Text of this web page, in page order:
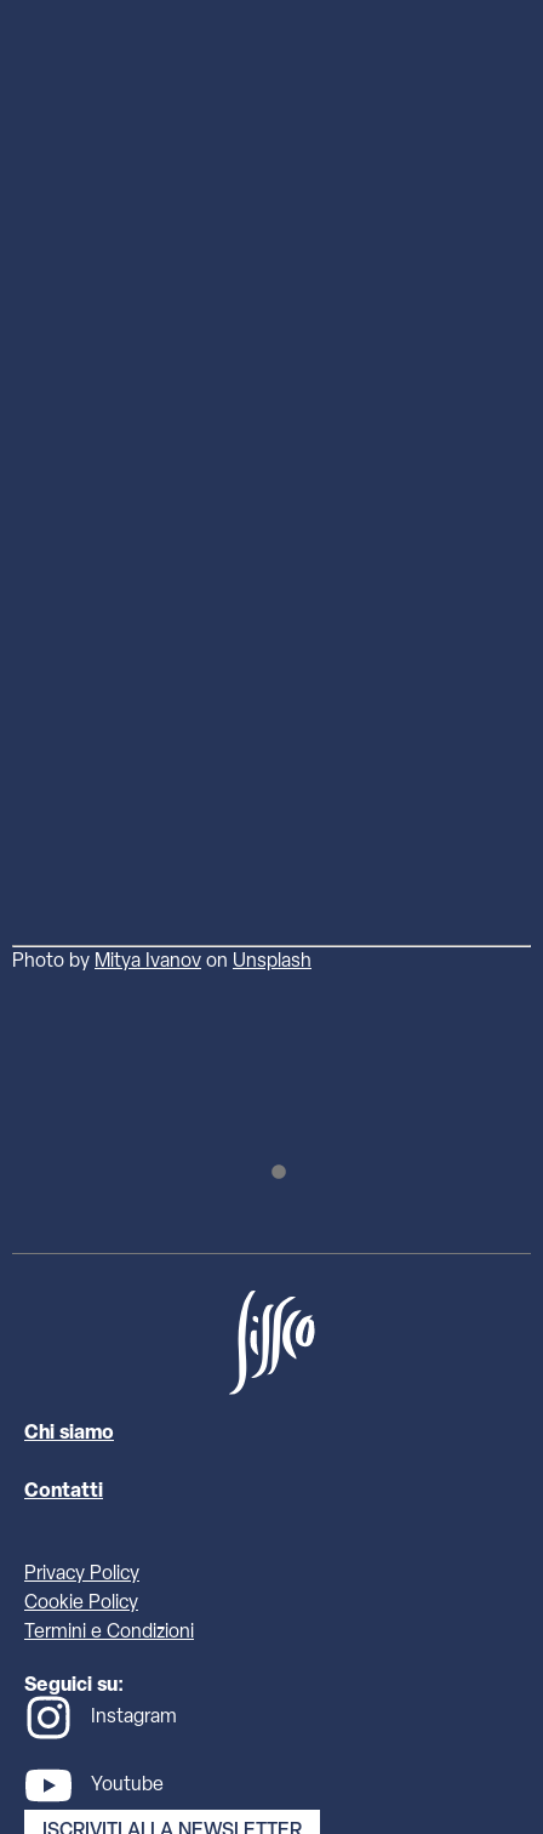
Photo by Mitya Ivanov on Unsplash
Chi siamo
Contatti
Privacy Policy
Cookie Policy
Termini e Condizioni
Seguici su:
Instagram
Youtube